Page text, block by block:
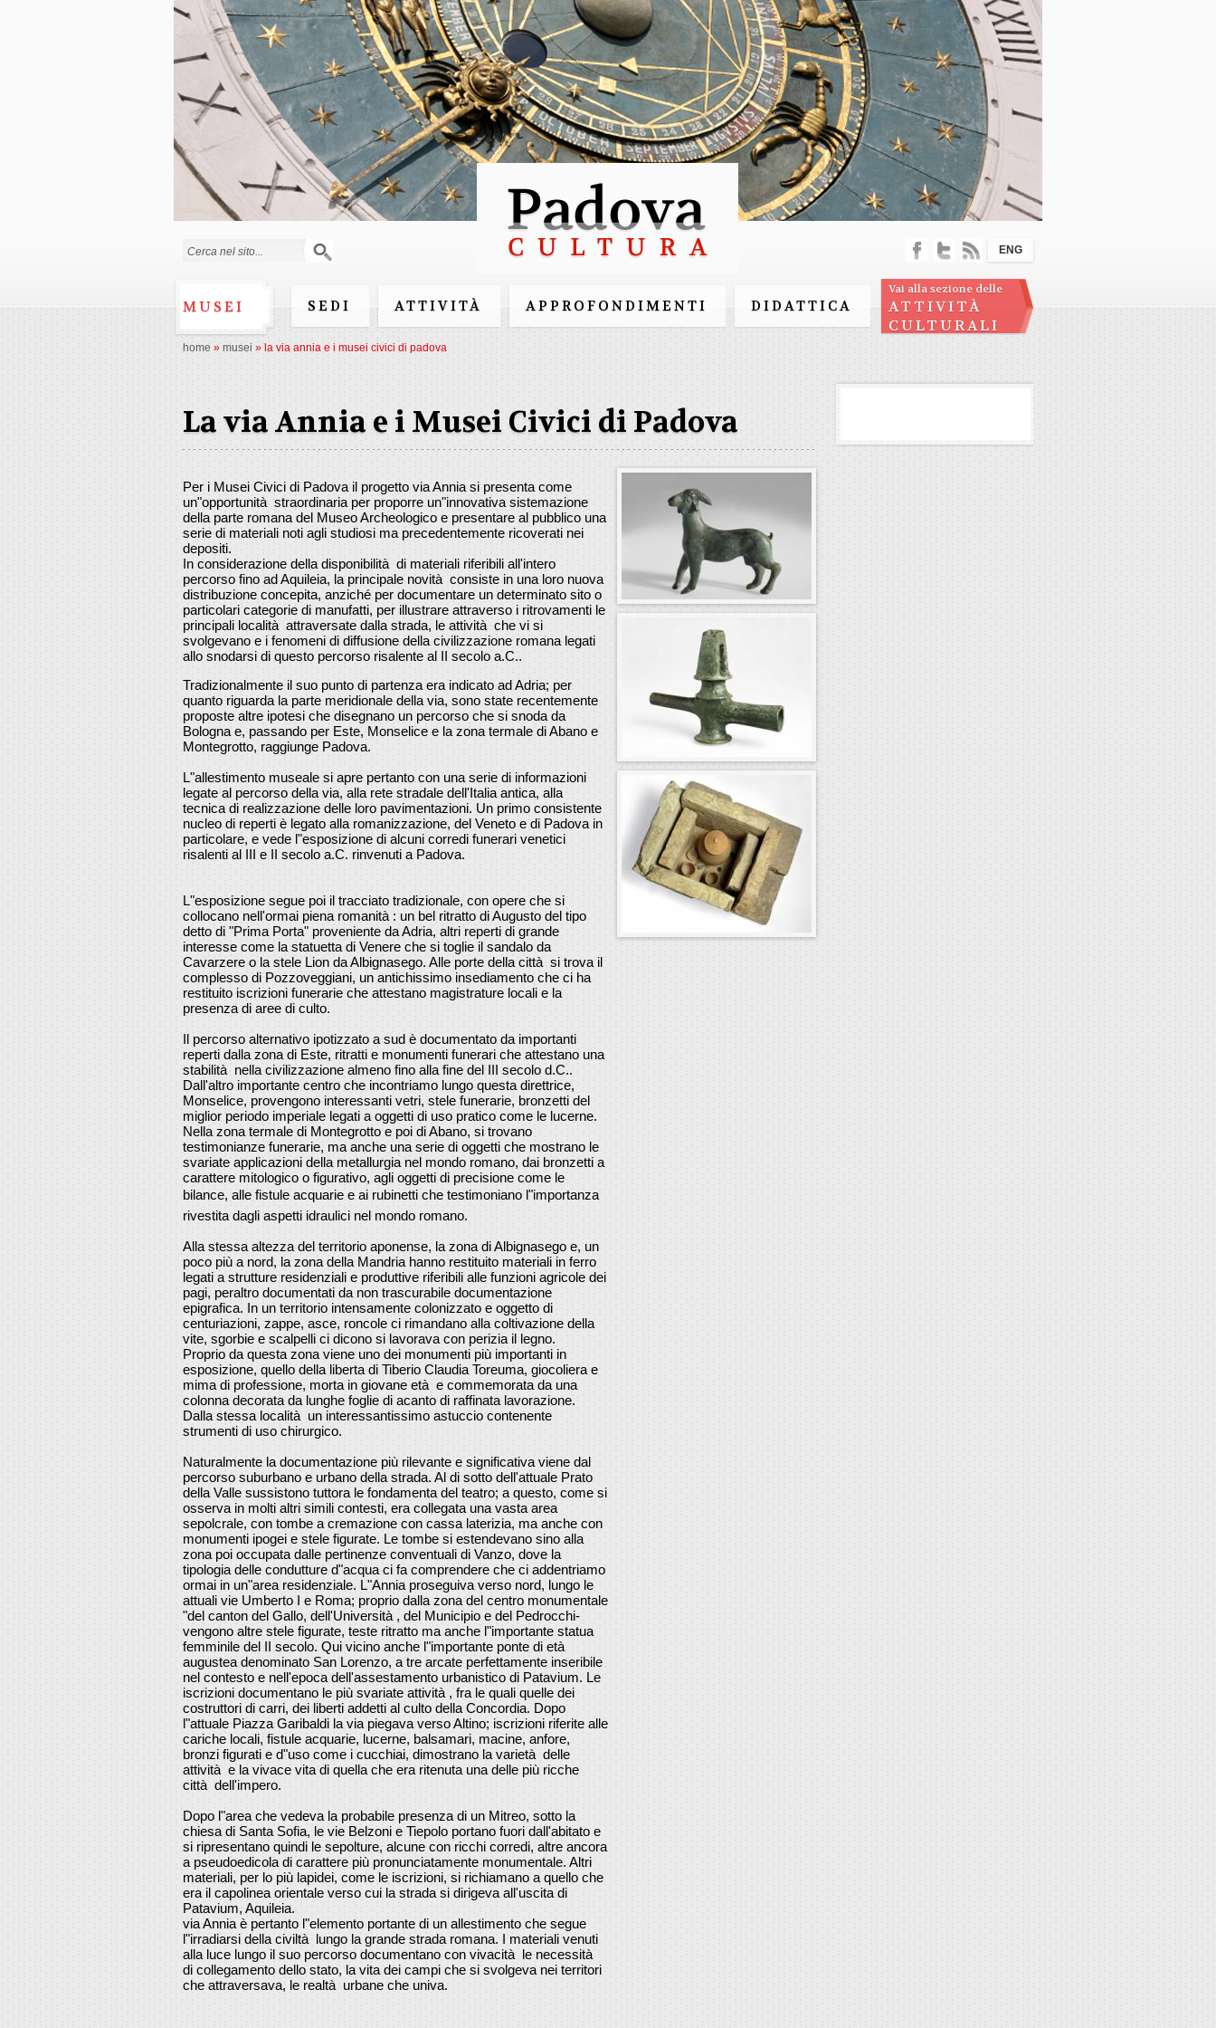
Salta al
contenuto
principale
Form di ricerca
MUSEI SEDI ATTIVITÀ APPROFONDIMENTI DIDATTICA
Vai alla sezione delle
ATTIVITÀ
CULTURALI
ENG
home » musei » la via annia e i musei civici di padova
La via Annia e i Musei Civici di Padova
Per i Musei Civici di Padova il progetto via Annia si presenta come
un"opportunità straordinaria per proporre un"innovativa sistemazione
della parte romana del Museo Archeologico e presentare al pubblico una
serie di materiali noti agli studiosi ma precedentemente ricoverati nei
depositi.
In considerazione della disponibilità di materiali riferibili all'intero
percorso fino ad Aquileia, la principale novità consiste in una loro nuova
distribuzione concepita, anziché per documentare un determinato sito o
particolari categorie di manufatti, per illustrare attraverso i ritrovamenti le
principali località attraversate dalla strada, le attività che vi si
svolgevano e i fenomeni di diffusione della civilizzazione romana legati
allo snodarsi di questo percorso risalente al II secolo a.C..
Tradizionalmente il suo punto di partenza era indicato ad Adria; per
quanto riguarda la parte meridionale della via, sono state recentemente
proposte altre ipotesi che disegnano un percorso che si snoda da
Bologna e, passando per Este, Monselice e la zona termale di Abano e
Montegrotto, raggiunge Padova.
L"allestimento museale si apre pertanto con una serie di informazioni
legate al percorso della via, alla rete stradale dell'Italia antica, alla
tecnica di realizzazione delle loro pavimentazioni. Un primo consistente
nucleo di reperti è legato alla romanizzazione, del Veneto e di Padova in
particolare, e vede l"esposizione di alcuni corredi funerari venetici
risalenti al III e II secolo a.C. rinvenuti a Padova.
L"esposizione segue poi il tracciato tradizionale, con opere che si
collocano nell'ormai piena romanità : un bel ritratto di Augusto del tipo
detto di "Prima Porta" proveniente da Adria, altri reperti di grande
interesse come la statuetta di Venere che si toglie il sandalo da
Cavarzere o la stele Lion da Albignasego. Alle porte della città si trova il
complesso di Pozzoveggiani, un antichissimo insediamento che ci ha
restituito iscrizioni funerarie che attestano magistrature locali e la
presenza di aree di culto.
Il percorso alternativo ipotizzato a sud è documentato da importanti
reperti dalla zona di Este, ritratti e monumenti funerari che attestano una
stabilità nella civilizzazione almeno fino alla fine del III secolo d.C..
Dall'altro importante centro che incontriamo lungo questa direttrice,
Monselice, provengono interessanti vetri, stele funerarie, bronzetti del
miglior periodo imperiale legati a oggetti di uso pratico come le lucerne.
Nella zona termale di Montegrotto e poi di Abano, si trovano
testimonianze funerarie, ma anche una serie di oggetti che mostrano le
svariate applicazioni della metallurgia nel mondo romano, dai bronzetti a
carattere mitologico o figurativo, agli oggetti di precisione come le
bilance, alle fistule acquarie e ai rubinetti che testimoniano l"importanza
rivestita dagli aspetti idraulici nel mondo romano.
Alla stessa altezza del territorio aponense, la zona di Albignasego e, un
poco più a nord, la zona della Mandria hanno restituito materiali in ferro
legati a strutture residenziali e produttive riferibili alle funzioni agricole dei
pagi, peraltro documentati da non trascurabile documentazione
epigrafica. In un territorio intensamente colonizzato e oggetto di
centuriazioni, zappe, asce, roncole ci rimandano alla coltivazione della
vite, sgorbie e scalpelli ci dicono si lavorava con perizia il legno.
Proprio da questa zona viene uno dei monumenti più importanti in
esposizione, quello della liberta di Tiberio Claudia Toreuma, giocoliera e
mima di professione, morta in giovane età e commemorata da una
colonna decorata da lunghe foglie di acanto di raffinata lavorazione.
Dalla stessa località un interessantissimo astuccio contenente
strumenti di uso chirurgico.
Naturalmente la documentazione più rilevante e significativa viene dal
percorso suburbano e urbano della strada. Al di sotto dell'attuale Prato
della Valle sussistono tuttora le fondamenta del teatro; a questo, come si
osserva in molti altri simili contesti, era collegata una vasta area
sepolcrale, con tombe a cremazione con cassa laterizia, ma anche con
monumenti ipogei e stele figurate. Le tombe si estendevano sino alla
zona poi occupata dalle pertinenze conventuali di Vanzo, dove la
tipologia delle condutture d"acqua ci fa comprendere che ci addentriamo
ormai in un"area residenziale. L"Annia proseguiva verso nord, lungo le
attuali vie Umberto I e Roma; proprio dalla zona del centro monumentale
"del canton del Gallo, dell'Università , del Municipio e del Pedrocchi-
vengono altre stele figurate, teste ritratto ma anche l"importante statua
femminile del II secolo. Qui vicino anche l"importante ponte di età
augustea denominato San Lorenzo, a tre arcate perfettamente inseribile
nel contesto e nell'epoca dell'assestamento urbanistico di Patavium. Le
iscrizioni documentano le più svariate attività , fra le quali quelle dei
costruttori di carri, dei liberti addetti al culto della Concordia. Dopo
l"attuale Piazza Garibaldi la via piegava verso Altino; iscrizioni riferite alle
cariche locali, fistule acquarie, lucerne, balsamari, macine, anfore,
bronzi figurati e d"uso come i cucchiai, dimostrano la varietà delle
attività e la vivace vita di quella che era ritenuta una delle più ricche
città dell'impero.
Dopo l"area che vedeva la probabile presenza di un Mitreo, sotto la
chiesa di Santa Sofia, le vie Belzoni e Tiepolo portano fuori dall'abitato e
si ripresentano quindi le sepolture, alcune con ricchi corredi, altre ancora
a pseudoedicola di carattere più pronunciatamente monumentale. Altri
materiali, per lo più lapidei, come le iscrizioni, si richiamano a quello che
era il capolinea orientale verso cui la strada si dirigeva all'uscita di
Patavium, Aquileia.
via Annia è pertanto l"elemento portante di un allestimento che segue
l"irradiarsi della civiltà lungo la grande strada romana. I materiali venuti
alla luce lungo il suo percorso documentano con vivacità le necessità
di collegamento dello stato, la vita dei campi che si svolgeva nei territori
che attraversava, le realtà urbane che univa.